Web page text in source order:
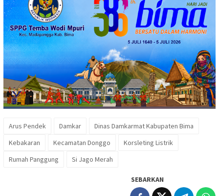
Arus Pendek Damkar
Dinas Damkarmat Kabupaten Bima
Kebakaran
Kecamatan Donggo
Korsleting Listrik
Rumah Panggung
Si Jago Merah
SEBARKAN